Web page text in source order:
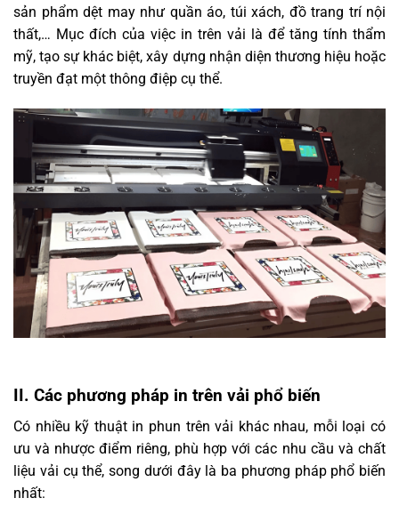
sản phẩm dệt may như quần áo, túi xách, đồ trang trí nội
thất,… Mục đích của việc in trên vải là để tăng tính thẩm
mỹ, tạo sự khác biệt, xây dựng nhận diện thương hiệu hoặc
truyền đạt một thông điệp cụ thể.
II. Các phương pháp in trên vải phổ biến
Có nhiều kỹ thuật in phun trên vải khác nhau, mỗi loại có
ưu và nhược điểm riêng, phù hợp với các nhu cầu và chất
liệu vải cụ thể, song dưới đây là ba phương pháp phổ biến
nhất: